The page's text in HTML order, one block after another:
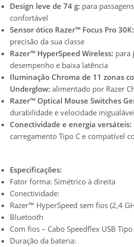
Design leve de 74 g: para
confortável
Sensor ótico Razer™ Focus Pro 30K:
precisão da sua classe
Razer™ HyperSpeed Wireless: para
desempenho e baixa latência
Iluminação Chroma de 11 zonas
Underglow: alimentado por Razer
Razer™ Optical Mouse Switches
durabilidade e velocidade
Conectividade e energia versáteis:
carregamento Tipo C e compatível
Especificações:
Fator forma: Simétrico à direita
Conectividade:
Razer™ HyperSpeed sem fios (2,4
Bluetooth
Com fios – Cabo Speedflex USB Tipo
Duração da bateria: